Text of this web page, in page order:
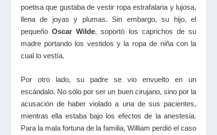
poetisa que gustaba de vestir ropa estrafalaria y lujosa,
llena de joyas y plumas. Sin embargo, su hijo, el
pequeño Oscar Wilde, soportó los caprichos de su
madre portando los vestidos y la ropa de niña con la
cual lo vestía.
Por otro lado, su padre se vio envuelto en un
escándalo. No sólo por ser un buen cirujano, sino por la
acusación de haber violado a una de sus pacientes,
mientras ella estaba bajo los efectos de la anestesia.
Para la mala fortuna de la familia, William perdió el caso